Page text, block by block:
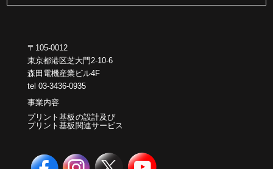
〒105-0012
東京都港区芝大門2-10-6
森田電機産業ビル4F
tel 03-3436-0935
事業内容
プリント基板の設計及び
プリント基板関連サービス